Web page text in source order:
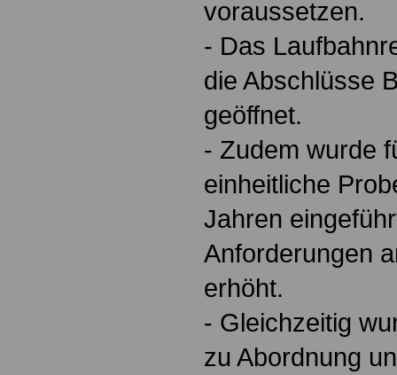
voraussetzen.
- Das
die Abschlüsse
geöffnet.
- Zudem wurde
einheitliche
Jahren
Anforderungen
erhöht.
- Gleichzeitig
zu Abordnung